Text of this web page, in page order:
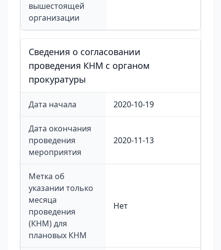
вышестоящей
организации
Сведения о согласовании
проведения КНМ с органом
прокуратуры
Дата начала 2020-10-19
Дата окончания
проведения
мероприятия
2020-11-13
Метка об
указании только
месяца
проведения
(КНМ) для
плановых КНМ
Нет